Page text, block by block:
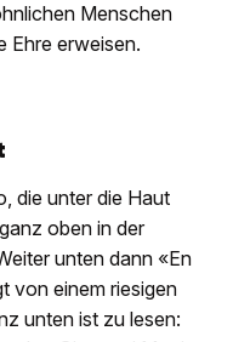
Menschen
Ehre erweisen.
die unter die Haut
oben in der
unten dann «En
von einem riesigen
unten ist zu lesen: